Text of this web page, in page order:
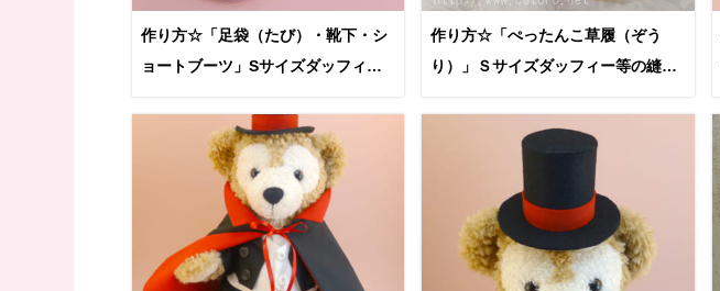
作り方☆「足袋（たび）・靴下・シ
ョートブーツ」Sサイズダッフィー
作り方☆「ぺったんこ草履（ぞう
り）」Ｓサイズダッフィー等の縫い